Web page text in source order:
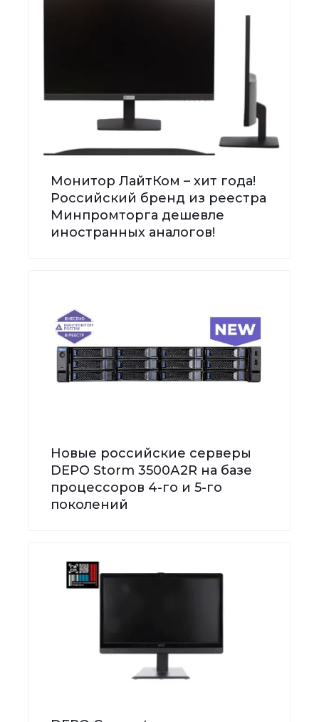
Монитор ЛайтКом – хит года!
Российский бренд из реестра
Минпромторга дешевле
иностранных аналогов!
Новые российские серверы
DEPO Storm 3500А2R на базе
процессоров 4-го и 5-го
поколений